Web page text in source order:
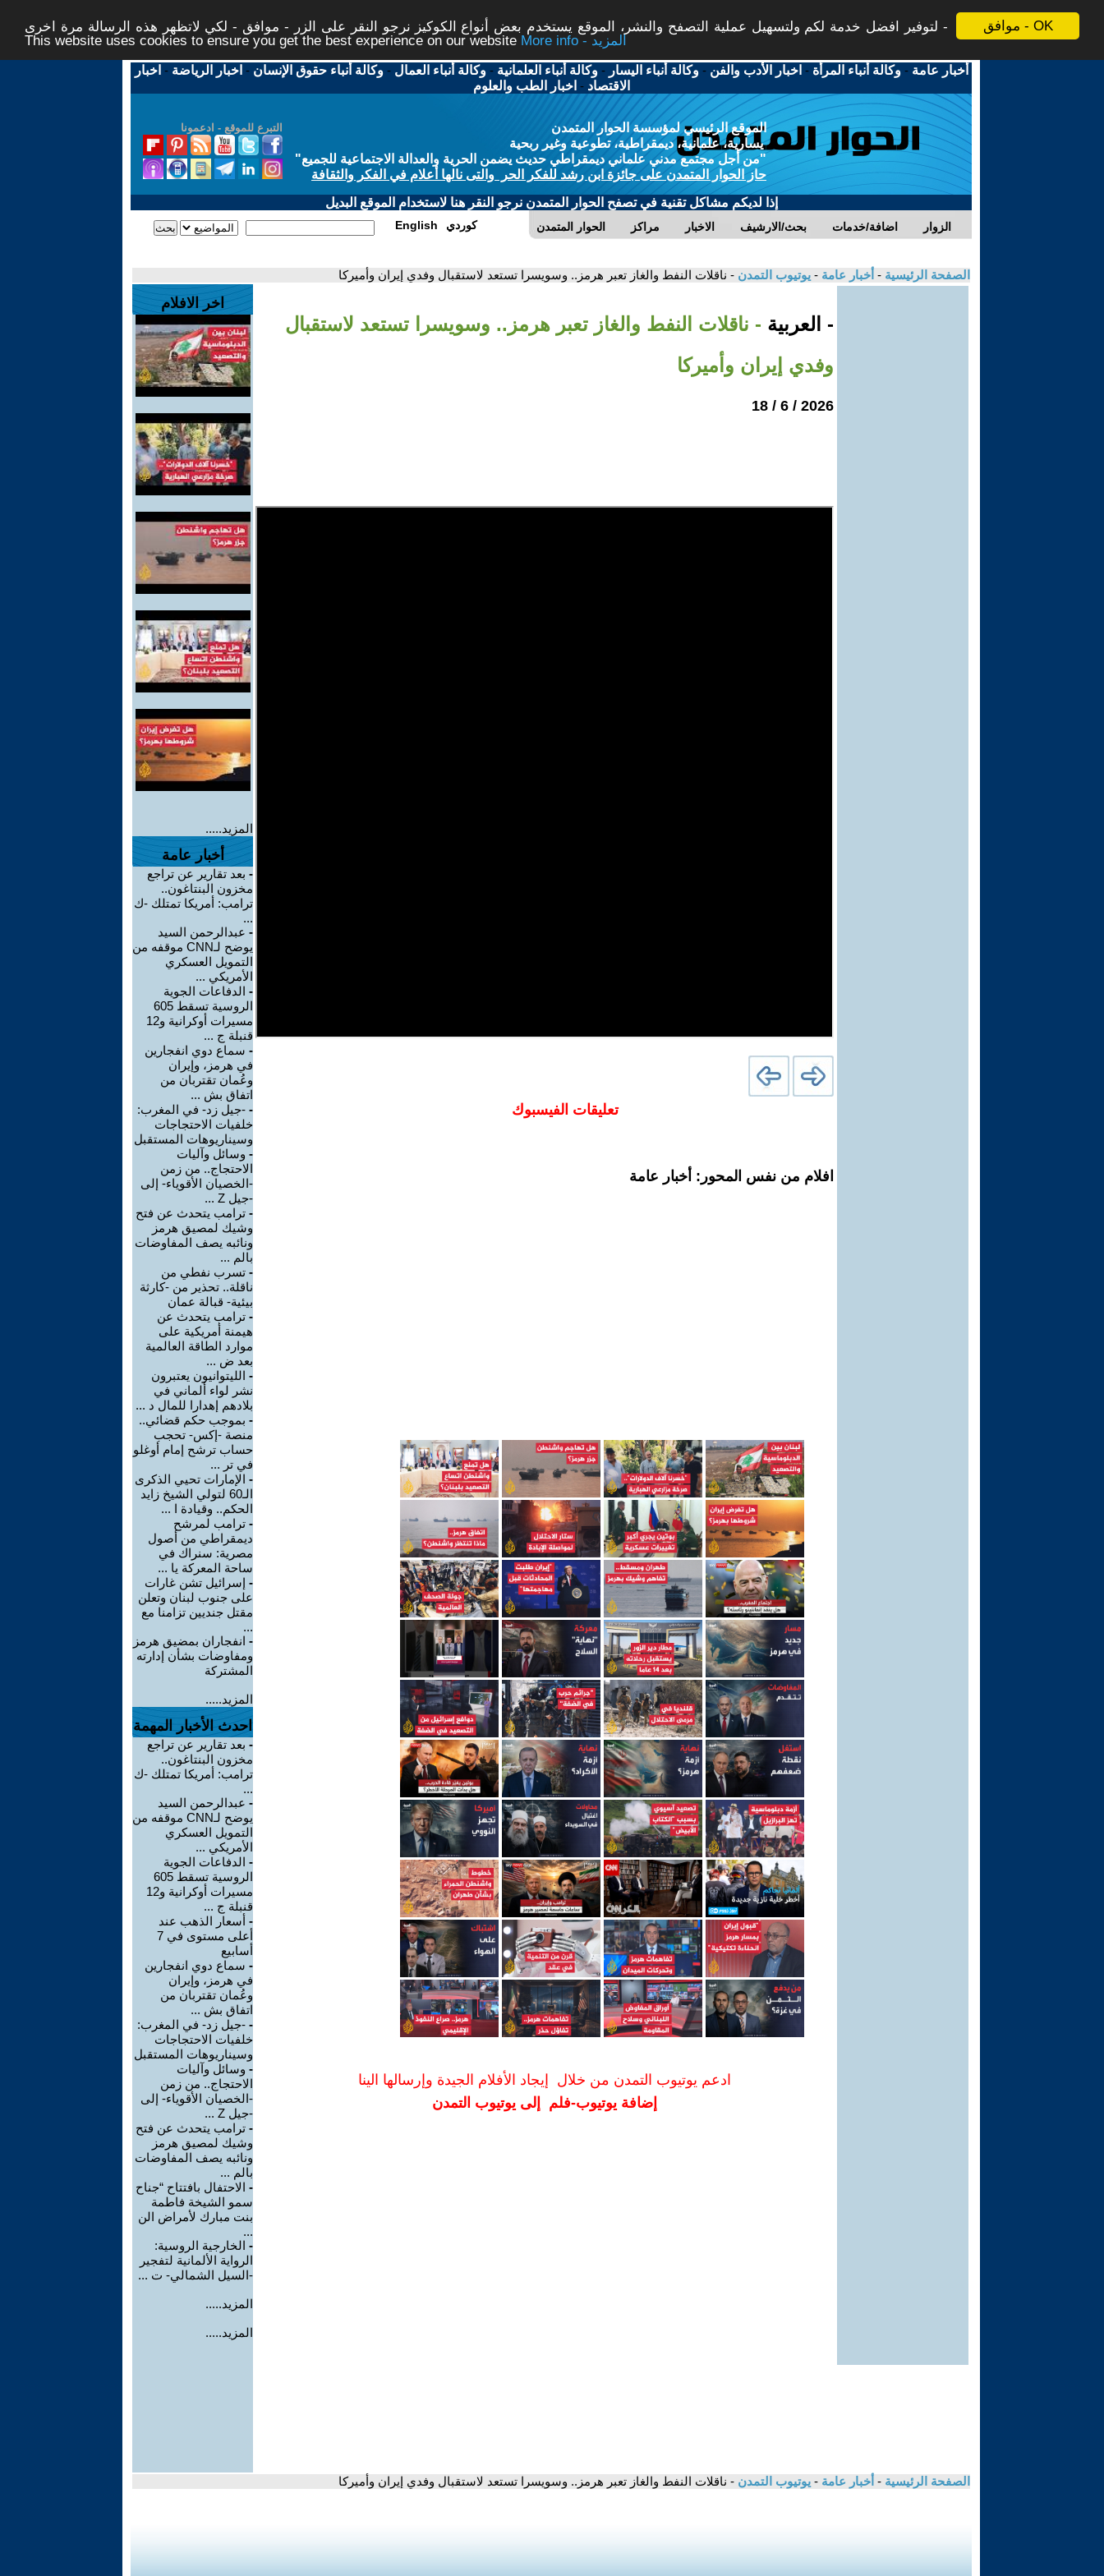
موافق - OK
لتوفير افضل خدمة لكم ولتسهيل عملية التصفح والنشر، الموقع يستخدم بعض أنواع الكوكيز نرجو النقر على الزر - موافق - لكي لاتظهر هذه الرسالة مرة اخرى -
This website uses cookies to ensure you get the best experience on our website
More info - المزيد
أخبار عامة -وكالة أنباء المرأة - اخبار الأدب والفن -وكالة أنباء اليسار -وكالة أنباء العلمانية -وكالة أنباء العمال -وكالة أنباء حقوق الإنسان - اخبار الرياضة - اخبار
الاقتصاد - اخبار الطب والعلوم
التبرع للموقع - ادعمونا
الموقع الرئيسي لمؤسسة الحوار المتمدن
يسارية، علمانية، ديمقراطية، تطوعية وغير ربحية
"من أجل مجتمع مدني علماني ديمقراطي حديث يضمن الحرية والعدالة الاجتماعية للجميع"
حاز الحوار المتمدن على جائزة ابن رشد للفكر الحر والتى نالها أعلام في الفكر والثقافة
إذا لديكم مشاكل تقنية في تصفح الحوار المتمدن نرجو النقر هنا لاستخدام الموقع البديل
الحوار المتمدن مراكز الاخبار بحث/الارشيف اضافة/خدمات الزوار English كوردي
الصفحة الرئيسية - أخبار عامة - يوتيوب التمدن - ناقلات النفط والغاز تعبر هرمز.. وسويسرا تستعد لاستقبال وفدي إيران وأميركا
- العربية - ناقلات النفط والغاز تعبر هرمز.. وسويسرا تستعد لاستقبال
وفدي إيران وأميركا
2026 / 6 / 18
تعليقات الفيسبوك
افلام من نفس المحور: أخبار عامة
ادعم يوتيوب التمدن من خلال إيجاد الأفلام الجيدة وإرسالها الينا
إضافة يوتيوب-فلم إلى يوتيوب التمدن
اخر الافلام
المزيد.....
أخبار عامة
- بعد تقارير عن تراجع
مخزون البنتاغون..
ترامب: أمريكا تمتلك -ك
...
- عبدالرحمن السيد
يوضح لـCNN موقفه من
التمويل العسكري
الأمريكي ...
- الدفاعات الجوية
الروسية تسقط 605
مسيرات أوكرانية و12
قنبلة ج ...
- سماع دوي انفجارين
في هرمز، وإيران
وعُمان تقتربان من
اتفاق بش ...
- -جيل زد- في المغرب:
خلفيات الاحتجاجات
وسيناريوهات المستقبل
- وسائل وآليات
الاحتجاج.. من زمن
-الخصيان الأقوياء- إلى
-جيل Z ...
- ترامب يتحدث عن فتح
وشيك لمصيق هرمز
ونائبه يصف المفاوضات
بالم ...
- تسرب نفطي من
ناقلة.. تحذير من -كارثة
بيئية- قبالة عمان
- ترامب يتحدث عن
هيمنة أمريكية على
موارد الطاقة العالمية
بعد ض ...
- الليتوانيون يعتبرون
نشر لواء ألماني في
بلادهم إهدارا للمال د ...
- بموجب حكم قضائي..
منصة -إكس- تحجب
حساب ترشح إمام أوغلو
في تر ...
- الإمارات تحيي الذكرى
الـ60 لتولي الشيخ زايد
الحكم.. وقيادة ا ...
- ترامب لمرشح
ديمقراطي من أصول
مصرية: سنراك في
ساحة المعركة يا ...
- إسرائيل تشن غارات
على جنوب لبنان وتعلن
مقتل جنديين تزامنا مع
...
- انفجاران بمضيق هرمز
ومفاوضات بشأن إدارته
المشتركة
المزيد.....
احدث الأخبار المهمة
- بعد تقارير عن تراجع
مخزون البنتاغون..
ترامب: أمريكا تمتلك -ك
...
- عبدالرحمن السيد
يوضح لـCNN موقفه من
التمويل العسكري
الأمريكي ...
- الدفاعات الجوية
الروسية تسقط 605
مسيرات أوكرانية و12
قنبلة ج ...
- أسعار الذهب عند
أعلى مستوى في 7
أسابيع
- سماع دوي انفجارين
في هرمز، وإيران
وعُمان تقتربان من
اتفاق بش ...
- -جيل زد- في المغرب:
خلفيات الاحتجاجات
وسيناريوهات المستقبل
- وسائل وآليات
الاحتجاج.. من زمن
-الخصيان الأقوياء- إلى
-جيل Z ...
- ترامب يتحدث عن فتح
وشيك لمصيق هرمز
ونائبه يصف المفاوضات
بالم ...
- الاحتفال بافتتاح “جناح
سمو الشيخة فاطمة
بنت مبارك لأمراض الن
...
- الخارجية الروسية:
الرواية الألمانية لتفجير
-السيل الشمالي- ت ...
المزيد.....
المزيد.....
الصفحة الرئيسية - أخبار عامة - يوتيوب التمدن - ناقلات النفط والغاز تعبر هرمز.. وسويسرا تستعد لاستقبال وفدي إيران وأميركا